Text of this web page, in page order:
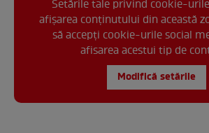
Setările tale privind cookie-
afișarea conținutului din această
să accepți cookie-urile social
afisarea acestui tip de
Modifică setările